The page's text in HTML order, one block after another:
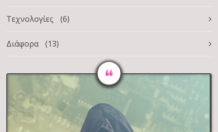
Τεχνολογίες (6)
Διάφορα (13)